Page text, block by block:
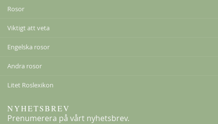
Rosor
Viktigt att veta
Engelska rosor
Andra rosor
Litet Roslexikon
NYHETSBREV
Prenumerera på vårt nyhetsbrev.